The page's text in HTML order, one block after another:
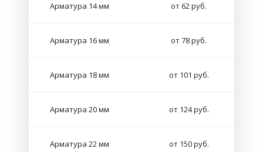
Арматура 14 мм от 62 руб.
Арматура 16 мм от 78 руб.
Арматура 18 мм от 101 руб.
Арматура 20 мм от 124 руб.
Арматура 22 мм от 150 руб.